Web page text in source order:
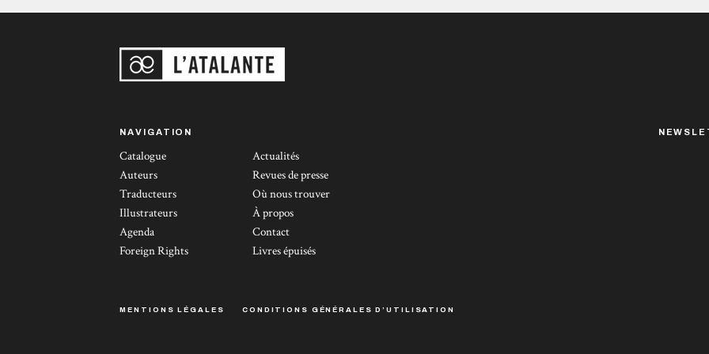
NAVIGATION
Catalogue
Auteurs
Traducteurs
Illustrateurs
Agenda
Foreign Rights
Actualités
Revues de presse
Où nous trouver
À propos
Contact
Livres épuisés
MENTIONS LÉGALES CONDITIONS GÉNÉRALES D’UTILISATION